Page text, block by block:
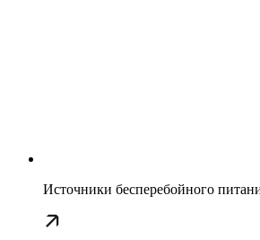
Источники бесперебойного